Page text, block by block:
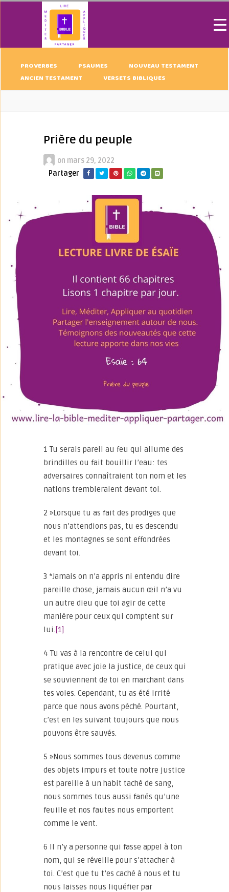
PROVERBES PSAUMES
NOUVEAU TESTAMENT
ANCIEN TESTAMENT
VERSETS BIBLIQUES
Prière du peuple
on mars 29, 2022
Partager
1 Tu serais pareil au feu qui allume des
brindilles ou fait bouillir l’eau: tes
adversaires connaîtraient ton nom et les
nations trembleraient devant toi.
2 »Lorsque tu as fait des prodiges que
nous n’attendions pas, tu es descendu
et les montagnes se sont effondrées
devant toi.
3 *Jamais on n’a appris ni entendu dire
pareille chose, jamais aucun œil n’a vu
un autre dieu que toi agir de cette
manière pour ceux qui comptent sur
lui. [1]
4 Tu vas à la rencontre de celui qui
pratique avec joie la justice, de ceux qui
se souviennent de toi en marchant dans
tes voies. Cependant, tu as été irrité
parce que nous avons péché. Pourtant,
c’est en les suivant toujours que nous
pouvons être sauvés.
5 »Nous sommes tous devenus comme
des objets impurs et toute notre justice
est pareille à un habit taché de sang,
nous sommes tous aussi fanés qu’une
feuille et nos fautes nous emportent
comme le vent.
6 Il n’y a personne qui fasse appel à ton
nom, qui se réveille pour s’attacher à
toi. C’est que tu t’es caché à nous et tu
nous laisses nous liquéfier par